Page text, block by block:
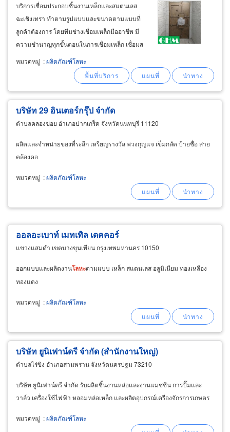
บริการเชื่อมประกอบชิ้นงานเหล็กและสแตนเลส
ฉะเชิงเทรา ทำตามรูปแบบและขนาดตามแบบที่
ลูกค้าต้องการ โดยทีมช่างเชื่อมเหล็กมืออาชีพ มี
ความชำนาญทุกขั้นตอนในการเชื่อมเหล็ก เชื่อมส
แตนเลส งานเชื่อมละเอียดประณีตขัดแต่งผิวรอย
เชื่อมเรียบร้อย รับงานเชื่อมโครงสร้างเหล็กนอก
สถานที่ รับสั่งทำรถเข็น เตาย่างถ่านและงานเชื่อม
ประกอบโครงเหล็กสำหรับอาชีพต่างๆ
หมวดหมู่ :ผลิตภัณฑ์โลหะ
บริษัท 29 อินเตอร์กรุ๊ป จำกัด
ตำบลคลองข่อย อำเภอปากเกร็ด จังหวัดนนทบุรี 11120
ผลิตและจำหน่ายของที่ระลึก เหรียญรางวัล พวงกุญแจ เข็มกลัด ป้ายชื่อ สาย
คล้องคอ
หมวดหมู่ :ผลิตภัณฑ์โลหะ
ออลอะเบาท์ เมทเทิล เดคคอร์
แขวงแสมดำ เขตบางขุนเทียน กรุงเทพมหานคร 10150
ออกแบบและผลิตงานโลหะตามแบบ เหล็ก สแตนเลส อลูมิเนียม ทองเหลือง
ทองแดง
หมวดหมู่ :ผลิตภัณฑ์โลหะ
บริษัท ยูนิเฟาน์ดรี จำกัด (สำนักงานใหญ่)
ตำบลไร่ขิง อำเภอสามพราน จังหวัดนครปฐม 73210
บริษัท ยูนิเฟาน์ดรี จำกัด รับผลิตชิ้นงานหล่อและงานแมชชีน การปั๊มและ
วาล์ว เครื่องใช้ไฟฟ้า หลอมหล่อเหล็ก และผลิตอุปกรณ์เครื่องจักรการเกษตร
หมวดหมู่ :ผลิตภัณฑ์โลหะ